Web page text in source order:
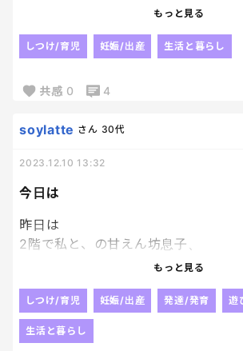
と言ってまた寝ました。
もっと見る
しつけ/育児 妊娠/出産 生活と暮らし
共感 0 4
今日は
soylatte さん 30代
2023.12.10 13:32
昨日は
2階で私と、の甘えん坊息子、
いつも私を挟んで寝ているけど
今日は 妹ﾁｬﾝとくっついて寝たいな！
昨日と言い今日といい、どしたん！笑
もっと見る
しつけ/育児 妊娠/出産 発達/発育 遊
生活と暮らし